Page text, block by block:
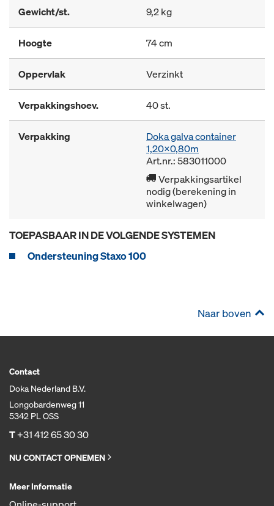
Gewicht/st. 9,2 kg
Hoogte 74 cm
Oppervlak Verzinkt
Verpakkingshoev. 40 st.
Verpakking
Doka galva container
1,20x0,80m
Art.nr.: 583011000
Verpakkingsartikel
nodig (berekening in
winkelwagen)
TOEPASBAAR IN DE VOLGENDE SYSTEMEN
Ondersteuning Staxo 100
Naar boven
Contact
Doka Nederland B.V.
Longobardenweg 11
5342 PL OSS
T+31 412 65 30 30
NU CONTACT OPNEMEN
Meer Informatie